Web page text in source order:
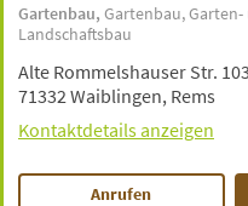
Gartenbau Gartenbau Garten-
Landschaftsbau
Alte Rommelshauser Str. 103
71332 Waiblingen, Rems
Kontaktdetails anzeigen
Anrufen